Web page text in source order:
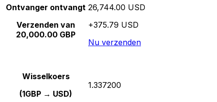
Ontvanger ontvangt
Verzenden van
20,000.00 GBP
26,744.00 USD
+375.79 USD
Nu verzenden
Wisselkoers
(1GBP → USD)
1.337200